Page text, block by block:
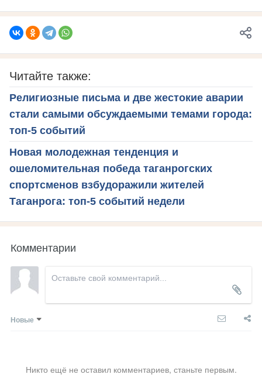
Читайте также:
Религиозные письма и две жестокие аварии
стали самыми обсуждаемыми темами города:
топ-5 событий
Новая молодежная тенденция и
ошеломительная победа таганрогских
спортсменов взбудоражили жителей
Таганрога: топ-5 событий недели
Комментарии
Новые
Никто ещё не оставил комментариев, станьте первым.